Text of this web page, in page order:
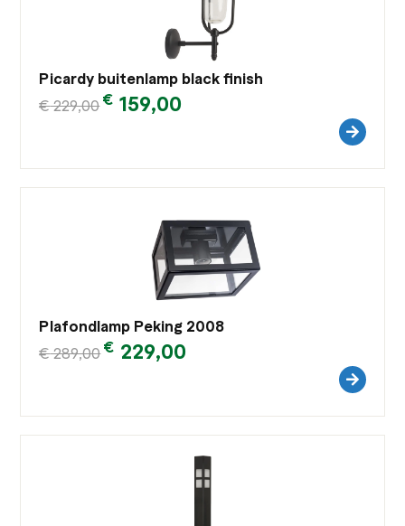
Picardy buitenlamp black finish
€229,00€ 159,00
Plafondlamp Peking 2008
€289,00€ 229,00